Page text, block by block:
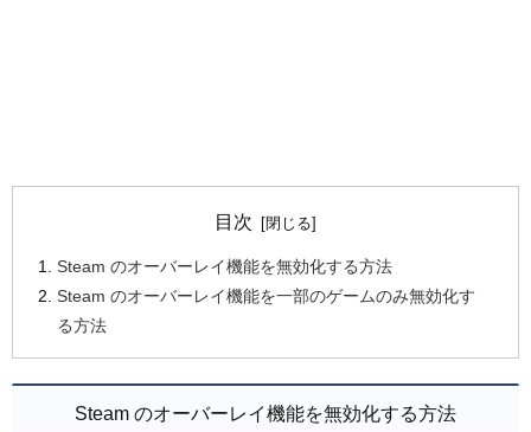
目次
Steam のオーバーレイ機能を無効化する方法
Steam のオーバーレイ機能を一部のゲームのみ無効化す
る方法
Steam のオーバーレイ機能を無効化する方法